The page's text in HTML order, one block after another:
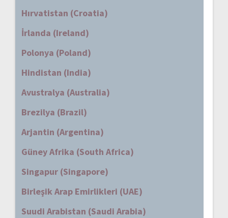
Hırvatistan (Croatia)
İrlanda (Ireland)
Polonya (Poland)
Hindistan (India)
Avustralya (Australia)
Brezilya (Brazil)
Arjantin (Argentina)
Güney Afrika (South Africa)
Singapur (Singapore)
Birleşik Arap Emirlikleri (UAE)
Suudi Arabistan (Saudi Arabia)